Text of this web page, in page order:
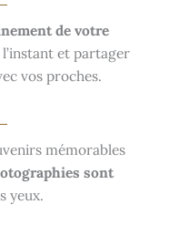
de votre
et partager
vos proches.
mémorables
sont
yeux.